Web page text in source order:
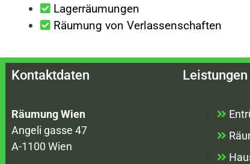
Lagerräumungen
Räumung von Verlassenschaften
Kontaktdaten
Räumung Wien
Angeli gasse 47
A-1100 Wien
Leistungen